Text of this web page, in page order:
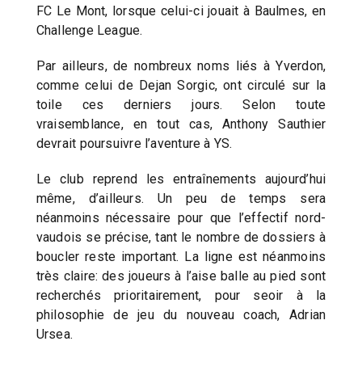
FC Le Mont, lorsque celui-ci jouait à Baulmes, en
Challenge League.
Par ailleurs, de nombreux noms liés à Yverdon,
comme celui de Dejan Sorgic, ont circulé sur la
toile ces derniers jours. Selon toute
vraisemblance, en tout cas, Anthony Sauthier
devrait poursuivre l’aventure à YS.
Le club reprend les entraînements aujourd’hui
même, d’ailleurs. Un peu de temps sera
néanmoins nécessaire pour que l’effectif nord-
vaudois se précise, tant le nombre de dossiers à
boucler reste important. La ligne est néanmoins
très claire: des joueurs à l’aise balle au pied sont
recherchés prioritairement, pour seoir à la
philosophie de jeu du nouveau coach, Adrian
Ursea.